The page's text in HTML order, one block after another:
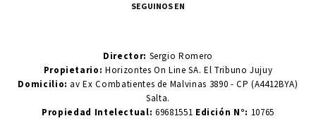
SEGUINOS EN
Director: Sergio Romero
Propietario:Horizontes On Line SA. El Tribuno Jujuy
Domicilio: av Ex Combatientes de Malvinas 3890 - CP (A4412BYA)
Salta.
Propiedad Intelectual: 69681551 Edición N°: 10765